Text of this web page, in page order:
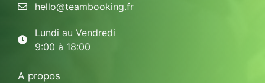
hello@teambooking.fr
Lundi au Vendredi
9:00 à 18:00
A propos